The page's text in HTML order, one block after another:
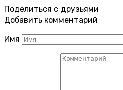
Поделиться с друзьями
Добавить комментарий
Имя